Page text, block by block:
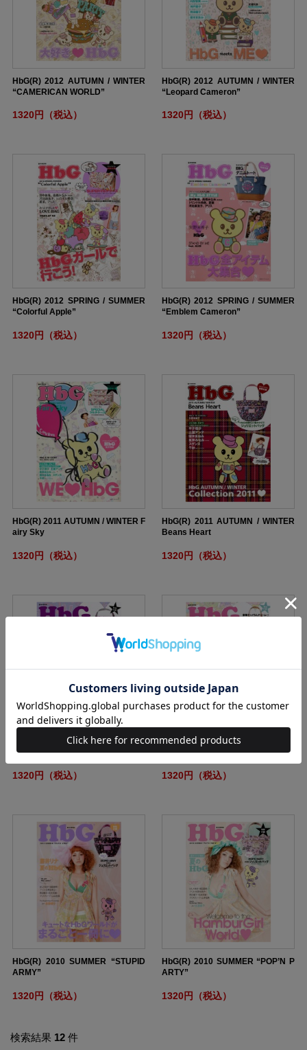
HbG(R) 2012 AUTUMN / WINTER
“CAMERICAN WORLD”
1320円（税込）
HbG(R) 2012 AUTUMN / WINTER
“Leopard Cameron”
1320円（税込）
HbG(R) 2012 SPRING / SUMMER
“Colorful Apple”
1320円（税込）
HbG(R) 2012 SPRING / SUMMER
“Emblem Cameron”
1320円（税込）
HbG(R) 2011 AUTUMN / WINTER F
airy Sky
1320円（税込）
HbG(R) 2011 AUTUMN / WINTER
Beans Heart
1320円（税込）
HbG(R) 2010 AUTUMN / WINTER
“Graffiti Sunshine”
1320円（税込）
HbG(R) 2010 AUTUMN / WINTER
“We love Cameron”
1320円（税込）
HbG(R) 2010 SUMMER “STUPID
ARMY”
1320円（税込）
HbG(R) 2010 SUMMER “POP’N P
ARTY”
1320円（税込）
検索結果 12 件